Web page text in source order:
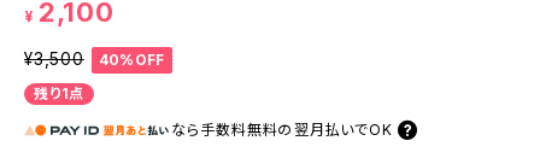
¥ 2,100
¥3,500
40%OFF
残り1点
なら 手数料無料の 翌月払いでOK